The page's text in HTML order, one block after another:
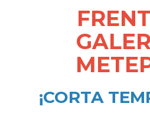
¡CORTA